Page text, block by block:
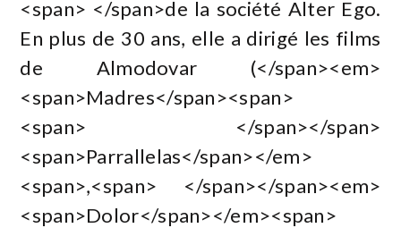
<span> </span>de la société Alter Ego.
En plus de 30 ans, elle a dirigé les films
de Almodovar (</span><em>
<span>Madres</span><span>
<span> </span></span>
<span>Parrallelas</span></em>
<span>,<span> </span></span><em>
<span>Dolor</span></em><span>